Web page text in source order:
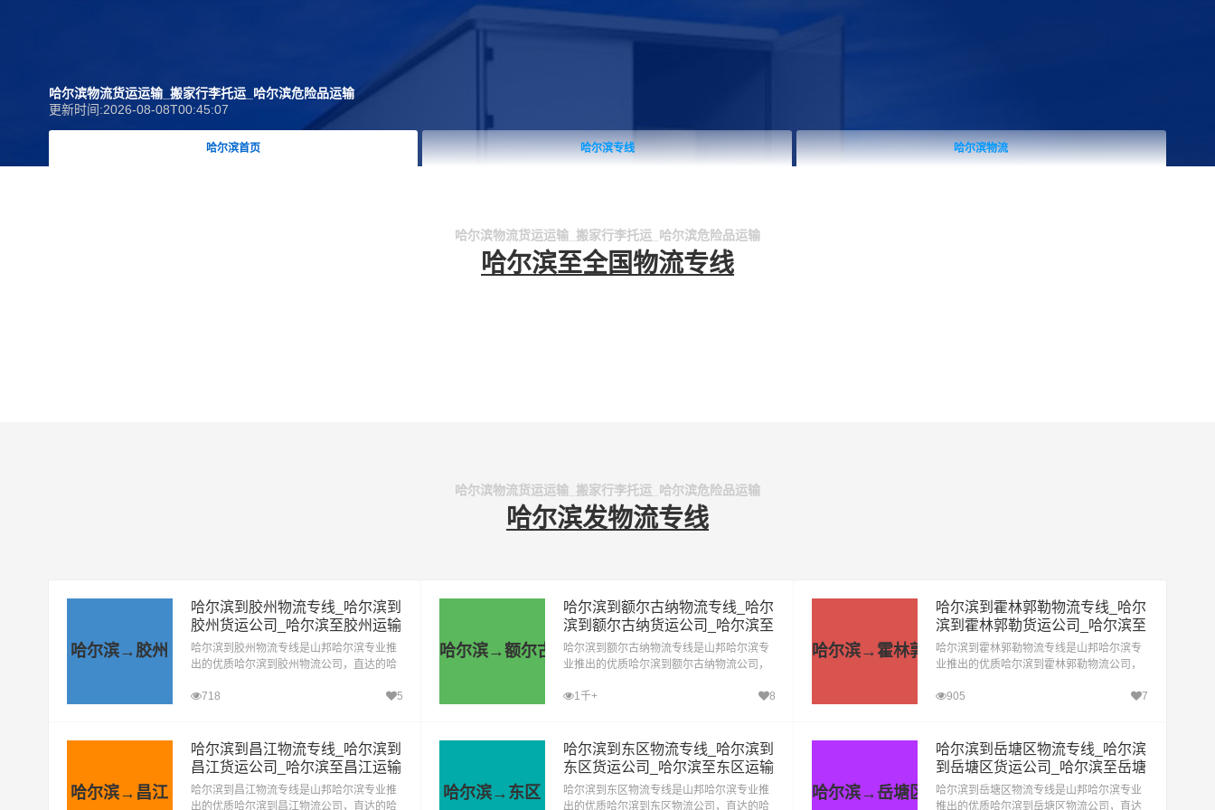
哈尔滨物流货运运输_搬家行李托运_哈尔滨危险品运输
更新时间:2026-08-08T00:45:07
哈尔滨首页 哈尔滨专线 哈尔滨物流
哈尔滨物流货运运输_搬家行李托运_哈尔滨危险品运输
哈尔滨至全国物流专线
哈尔滨物流货运运输_搬家行李托运_哈尔滨危险品运输
哈尔滨发物流专线
哈尔滨→胶州
哈尔滨到胶州物流专线_哈尔滨到
胶州货运公司_哈尔滨至胶州运输
专线哪家好
哈尔滨到胶州物流专线是山邦哈尔滨专业推
出的优质哈尔滨到胶州物流公司，直达的哈
打，哈尔滨到胶州货运公司已成为山邦哈尔
718 5
哈尔滨→额尔古纳
哈尔滨到额尔古纳物流专线_哈尔
滨到额尔古纳货运公司_哈尔滨至
额尔古纳运输专线哪家好
哈尔滨到额尔古纳物流专线是山邦哈尔滨专
业推出的优质哈尔滨到额尔古纳物流公司，
年的风吹雨打，哈尔滨到额尔古纳货运公司
1千+ 8
哈尔滨→霍林郭勒
哈尔滨到霍林郭勒物流专线_哈尔
滨到霍林郭勒货运公司_哈尔滨至
霍林郭勒运输专线哪家好
哈尔滨到霍林郭勒物流专线是山邦哈尔滨专
业推出的优质哈尔滨到霍林郭勒物流公司，
年的风吹雨打，哈尔滨到霍林郭勒货运公司
905 7
哈尔滨→昌江
哈尔滨到昌江物流专线_哈尔滨到
昌江货运公司_哈尔滨至昌江运输
专线哪家好
哈尔滨到昌江物流专线是山邦哈尔滨专业推
出的优质哈尔滨到昌江物流公司，直达的哈
哈尔滨→东区
哈尔滨到东区物流专线_哈尔滨到
东区货运公司_哈尔滨至东区运输
专线哪家好
哈尔滨到东区物流专线是山邦哈尔滨专业推
出的优质哈尔滨到东区物流公司，直达的哈
哈尔滨→岳塘区
哈尔滨到岳塘区物流专线_哈尔滨
到岳塘区货运公司_哈尔滨至岳塘
区运输专线哪家好
哈尔滨到岳塘区物流专线是山邦哈尔滨专业
推出的优质哈尔滨到岳塘区物流公司，直达